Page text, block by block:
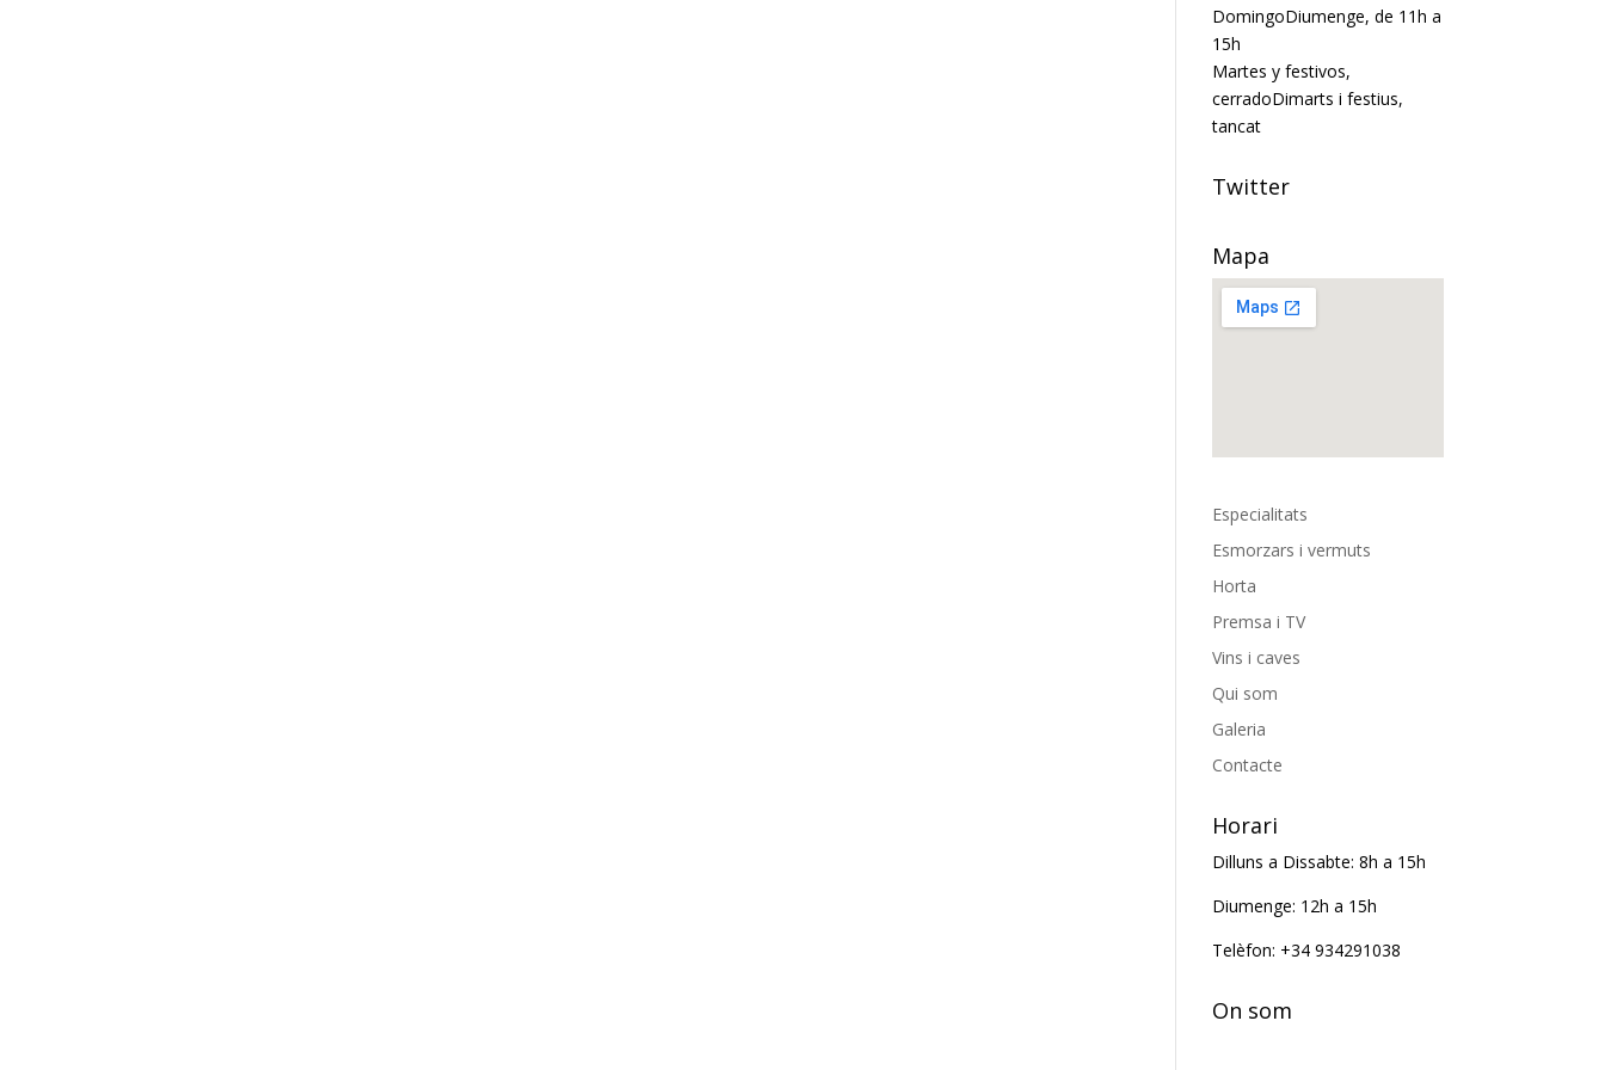
DomingoDiumenge, de 11h a
15h
Martes y festivos,
cerradoDimarts i festius,
tancat
Twitter
Mapa
Especialitats
Esmorzars i vermuts
Horta
Premsa i TV
Vins i caves
Qui som
Galeria
Contacte
Horari
Dilluns a Dissabte: 8h a 15h
Diumenge: 12h a 15h
Telèfon: +34 934291038
On som